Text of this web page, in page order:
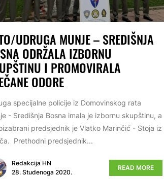
UDRUGA MUNJE – SREDIŠNJA
ODRŽALA IZBORNU
I PROMOVIRALA
ODORE
specijalne policije iz Domovinskog rata
- Središnja Bosna imala je izbornu skupštinu, a
predsjednik je Vlatko Marinčić - Stoja iz
Prethodni predsjednik...
Redakcija HN
28. Studenoga 2020.
READ MORE